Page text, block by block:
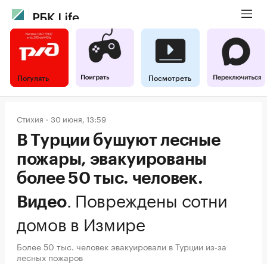
Погулять Посмотреть
Стихия 30 июня, 13:59
В Турции бушуют лесные
пожары, эвакуированы
более 50 тыс. человек.
Видео. Повреждены сотни
домов в Измире
Более 50 тыс. человек эвакуировали в Турции из-за
лесных пожаров